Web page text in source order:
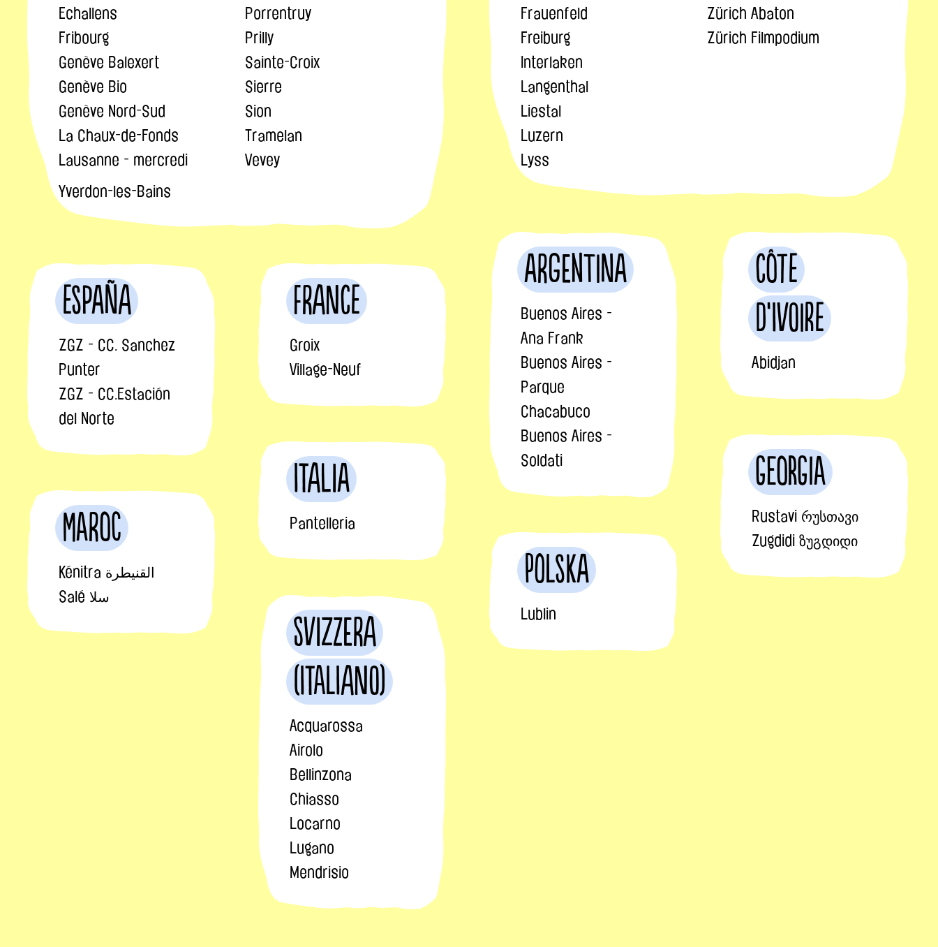
Echallens
Fribourg
Genève Balexert
Genève Bio
Genève Nord-Sud
La Chaux-de-Fonds
Lausanne - mercredi
Porrentruy
Prilly
Sainte-Croix
Sierre
Sion
Tramelan
Vevey
Yverdon-les-Bains
Frauenfeld
Freiburg
Interlaken
Langenthal
Liestal
Luzern
Lyss
Zürich Abaton
Zürich Filmpodium
Argentina
Buenos Aires -
Ana Frank
Buenos Aires -
Parque
Chacabuco
Buenos Aires -
Soldati
Côte
d’Ivoire
Abidjan
España
ZGZ - CC. Sanchez
Punter
ZGZ - CC.Estación
del Norte
France
Groix
Village-Neuf
Georgia
Rustavi რუსთავი
Zugdidi ზუგდიდი
Italia
Pantelleria
Maroc
Kénitra القنيطرة
Salé سلا
Polska
Lublin
Svizzera
(Italiano)
Acquarossa
Airolo
Bellinzona
Chiasso
Locarno
Lugano
Mendrisio